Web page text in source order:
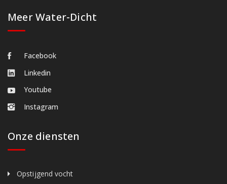
Meer Water-Dicht
Facebook
Linkedin
Youtube
Instagram
Onze diensten
Opstijgend vocht